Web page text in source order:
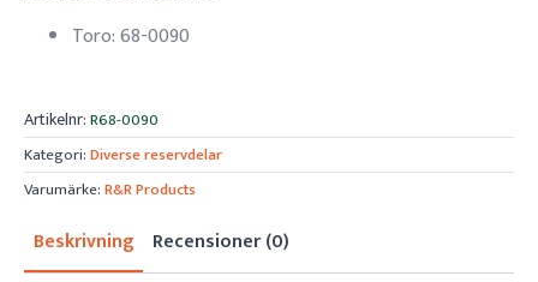
Toro: 68-0090
Artikelnr:R68-0090
Kategori:Diverse reservdelar
Varumärke:R&R Products
Beskrivning Recensioner (0)